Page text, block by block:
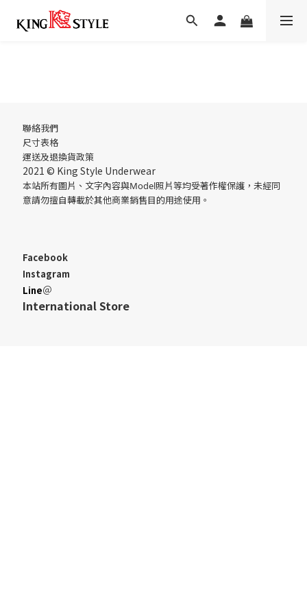
聯絡我們
尺寸表格
運送及退換貨政策
2021 © King Style Underwear
本站所有圖片、文字內容與Model照片等均受著作權保護，未經同
意請勿擅自轉載於其他商業銷售目的用途使用。
Facebook
Instagram
Line＠
International Store